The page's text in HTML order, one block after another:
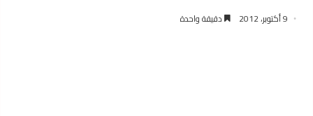
9 أكتوبر، 2012 دقيقة واحدة